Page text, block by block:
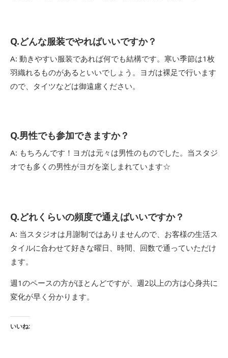
Q.どんな服装でやればいいですか？
A: 動きやすい服装であれば何でも結構です。寒い季節は1枚
羽織れるものがあるといいでしょう。ヨガは裸足で行います
ので、タイツなどは御遠慮ください。
Q.男性でも参加できますか？
A: もちろんです！ヨガは元々は男性のものでした。当スタジ
オでも多くの男性がヨガを楽しまれています☆
Q.どれくらいの頻度で通えばいいですか？
A: 当スタジオは月謝制ではありませんので、お客様の生活ス
タイルに合わせて好きな曜日、時間、回数で通っていただけ
ます。
週1のペースの方がほとんどですが、週2以上の方は心身共に
変化が早く分かります。
いいね: